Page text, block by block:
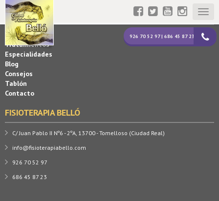
926 70 52 97 | 686 45 87 23
MAPA WEB
La Clínica
Tratamientos
Especialidades
Blog
Consejos
Tablón
Contacto
FISIOTERAPIA BELLÓ
C/ Juan Pablo II Nº6 - 2ºA, 13700 - Tomelloso (Ciudad Real)
info@fisioterapiabello.com
926 70 52 97
686 45 87 23